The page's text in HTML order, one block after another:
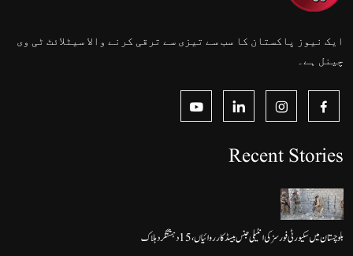
ایک نیوز پاکستان کا سب سے تیزی سے ترقی کرنے والا سیٹلائٹ ٹی وی
چینل ہے۔
Recent Stories
بلوچستان میں سکیورٹی فورسز کی انٹیلی جنس بیسڈ کارروائیاں، 15 دہشتگرد ہلاک